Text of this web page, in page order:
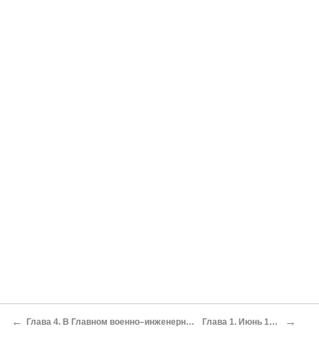
← Глава 4. В Главном военно–инженерном управлении Глава 1. Июнь 1941 года. →